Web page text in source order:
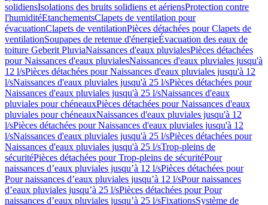
solidiensIsolations des bruits solidiens et aériensProtection contre
l'humiditéEtanchementsClapets de ventilation pour
évacuationClapets de ventilationPièces détachées pour Clapets de
ventilationSoupapes de retenue d'énergieÉvacuation des eaux de
toiture Geberit PluviaNaissances d'eaux pluvialesPièces détachées
pour Naissances d'eaux pluvialesNaissances d'eaux pluviales jusqu'à
12 l/sPièces détachées pour Naissances d'eaux pluviales jusqu'à 12
l/sNaissances d'eaux pluviales jusqu'à 25 l/sPièces détachées pour
Naissances d'eaux pluviales jusqu'à 25 l/sNaissances d'eaux
pluviales pour chéneauxPièces détachées pour Naissances d'eaux
pluviales pour chéneauxNaissances d'eaux pluviales jusqu'à 12
l/sPièces détachées pour Naissances d'eaux pluviales jusqu'à 12
l/sNaissances d'eaux pluviales jusqu'à 25 l/sPièces détachées pour
Naissances d'eaux pluviales jusqu'à 25 l/sTrop-pleins de
sécuritéPièces détachées pour Trop-pleins de sécuritéPour
naissances d’eaux pluviales jusqu’à 12 l/sPièces détachées pour
Pour naissances d’eaux pluviales jusqu’à 12 l/sPour naissances
d’eaux pluviales jusqu’à 25 l/sPièces détachées pour Pour
naissances d’eaux pluviales jusqu’à 25 l/sFixationsSystème de